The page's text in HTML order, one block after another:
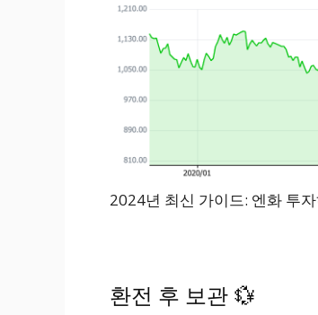
2024년 최신 가이드: 엔화 투
환전 후 보관 💱